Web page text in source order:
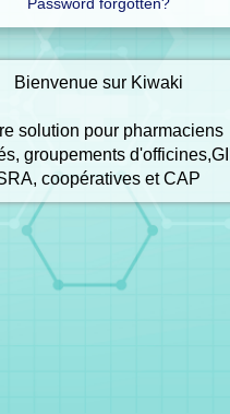
Bienvenue sur Kiwaki
solution pour pharmaciens
groupements
coopératives et CAP